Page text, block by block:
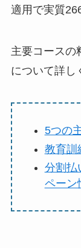
適用で実質
主要コースの
について詳し
5つの
教育訓
分割払
ペーン